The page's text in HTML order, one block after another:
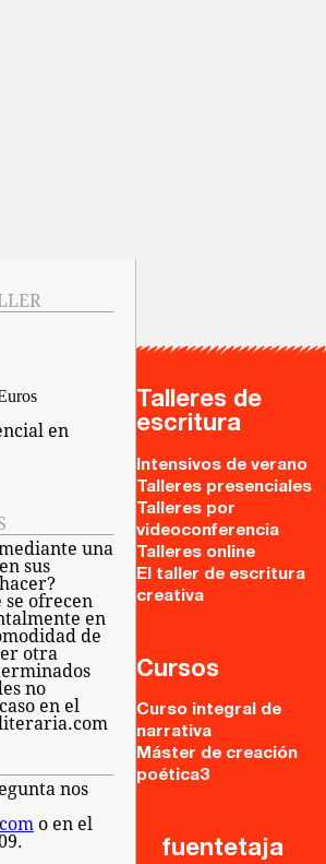
en
una
sus
se ofrecen
en
de
otra
no
en el
nos
o en el
Talleres de
escritura
Intensivos de verano
Talleres presenciales
Talleres por
videoconferencia
Talleres online
El taller de escritura
creativa
Cursos
Curso integral de
narrativa
Máster de creación
poética3
fuentetaja